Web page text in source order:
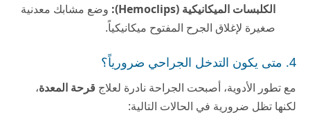
الكلبسات الميكانيكية (Hemoclips):
وضع مشابك معدنية
صغيرة لإغلاق الجرح المفتوح ميكانيكياً.
4. متى يكون التدخل الجراحي ضرورياً؟
مع تطور الأدوية، أصبحت الجراحة نادرة لعلاج قرحة المعدة،
لكنها تظل ضرورية في الحالات التالية: